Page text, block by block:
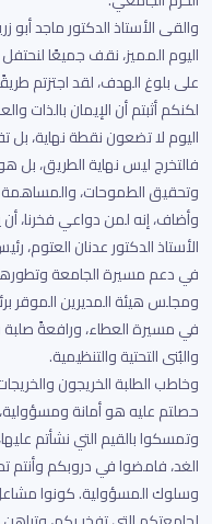
والقى الأستاذ الدكتور ماجد
اليوم المميز، نقف جميعًا
على بلوغ الهدف، لقد اجتزتم
لكنكم أثبتم أن الإيمان بالذات
اليوم لا تضعون نقطة نهاية،
فالتخرج ليس نهاية الطريق، بل
وتحقيق الطموحات، والمساهمة
وأضاف، إنه لمن دواعي فخرنا،
الأستاذ الدكتور عدنان العتوم،
في دعم مسيرة الجامعة
ومجلس هيئة المديرين الموقر
في مسيرة العطاء، ورافعةً
والبُنى التحتية والتنظيمية.
وخاطب الطلبة الخريجون
حصلتم عليه هو أمانة ومسؤولية،
وتمسكوا بالقيم التي نشأتم
الغد، فامضوا في دروبكم وأنتم
وسلوك المسؤولية. كونوا